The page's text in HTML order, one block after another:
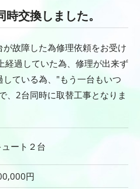
交換しました。
故障した為修理依頼をお受け
経過していた為、修理が出来ず
ている為、"もう一台もいつ
、2台同時に取替工事となりま
キュート２台
円